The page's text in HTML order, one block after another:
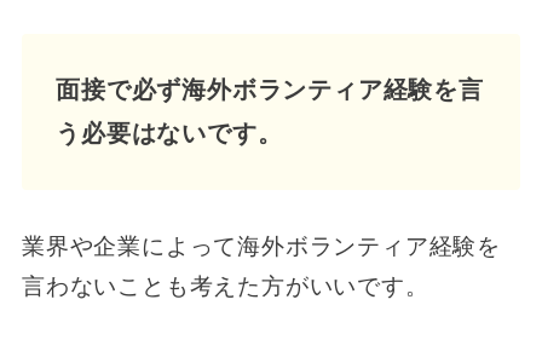
面接で必ず海外ボランティア経験を言
う必要はないです。
業界や企業によって海外ボランティア経験を
言わないことも考えた方がいいです。